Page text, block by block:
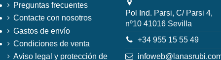
Preguntas frecuentes
Contacte con nosotros
Gastos de envío
Condiciones de venta
Aviso legal y protección de
Pol Ind. Parsi, C/ Parsi 4,
nº10 41016 Sevilla
+34 955 15 55 49